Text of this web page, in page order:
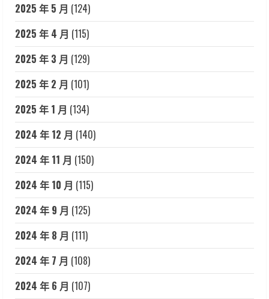
2025 年 5 月 (124)
2025 年 4 月 (115)
2025 年 3 月 (129)
2025 年 2 月 (101)
2025 年 1 月 (134)
2024 年 12 月 (140)
2024 年 11 月 (150)
2024 年 10 月 (115)
2024 年 9 月 (125)
2024 年 8 月 (111)
2024 年 7 月 (108)
2024 年 6 月 (107)